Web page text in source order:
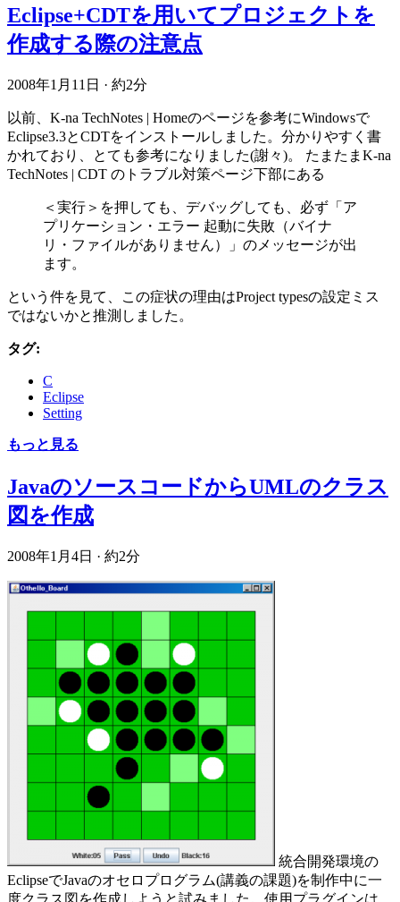
Eclipse+CDTを用いてプロジェクトを
作成する際の注意点
2008年1月11日 · 約2分
以前、K-na TechNotes | Homeのページを参考にWindowsで
Eclipse3.3とCDTをインストールしました。分かりやすく書
かれており、とても参考になりました(謝々)。 たまたまK-na
TechNotes | CDT のトラブル対策ページ下部にある
＜実行＞を押しても、デバッグしても、必ず「ア
プリケーション・エラー 起動に失敗（バイナ
リ・ファイルがありません）」のメッセージが出
ます。
という件を見て、この症状の理由はProject typesの設定ミス
ではないかと推測しました。
タグ:
C
Eclipse
Setting
もっと見る
JavaのソースコードからUMLのクラス
図を作成
2008年1月4日 · 約2分
統合開発環境の
EclipseでJavaのオセロプログラム(講義の課題)を制作中に一